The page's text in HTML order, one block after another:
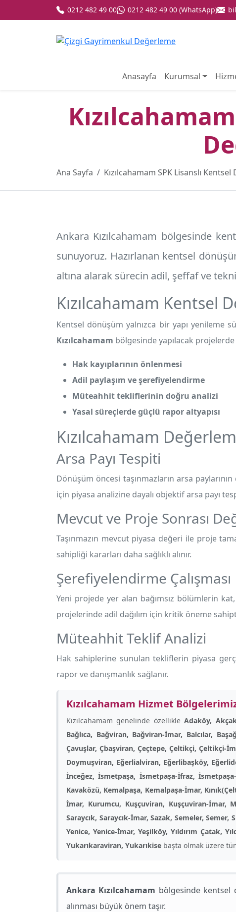
0212 482 49 00 0212 482 49 00 (WhatsApp)
Anasayfa Kurumsal
Ana Sayfa Kızılcahamam SPK Lisanslı
Ankara Kızılcahamam bölgesinde
sunuyoruz. Hazırlanan kentsel
altına alarak sürecin adil, şeffaf ve
Kızılcahamam Kentsel
Kentsel dönüşüm yalnızca bir yapı yenileme
Kızılcahamam bölgesinde yapılacak
Hak kayıplarının önlenmesi
Adil paylaşım ve şerefiyelendirme
Müteahhit tekliflerinin doğru analizi
Yasal süreçlerde güçlü rapor altyapısı
Kızılcahamam
Arsa Payı Tespiti
Dönüşüm öncesi taşınmazların arsa
için piyasa analizine dayalı objektif arsa payı
Mevcut ve Proje Sonrası
Taşınmazın mevcut piyasa değeri ile proje
sahipliği kararları daha sağlıklı alınır.
Şerefiyelendirme Çalışması
Yeni projede yer alan bağımsız bölümlerin
projelerinde adil dağılım için kritik öneme
Müteahhit Teklif Analizi
Hak sahiplerine sunulan tekliflerin piyasa
rapor ve danışmanlık sağlanır.
Kızılcahamam Hizmet
Kızılcahamam genelinde özellikleAdaköy,
Bağlıca, Bağviran, Bağviran-İmar, Balcılar,
Çavuşlar, Çbaşviran, Çeçtepe, Çeltikçi, Çeltikçi-
Doymuşviran, Eğerlialviran, Eğerlibaşköy,
İnceğez, İsmetpaşa, İsmetpaşa-İfraz,
Kavaközü, Kemalpaşa, Kemalpaşa-İmar,
İmar, Kurumcu, Kuşçuviran, Kuşçuviran-İmar,
Saraycık, Saraycık-İmar, Sazak, Semeler, Semer,
Yenice, Yenice-İmar, Yeşilköy, Yıldırım Çatak,
Yukarıkaraviran, Yukarıkise başta olmak üzere
Ankara Kızılcahamam bölgesinde kentsel
alınması büyük önem taşır.